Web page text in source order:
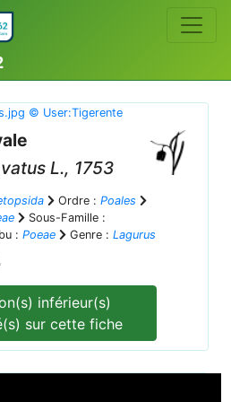
L., 1753
Ordre : Poales
Sous-Famille :
: Poeae Genre : Lagurus
inférieur(s)
agrégé(s) sur cette fiche